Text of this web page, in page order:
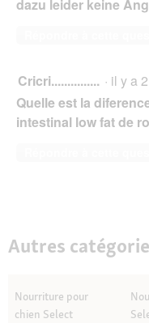
dazu leider keine
Cricri............... · il y a
Quelle est la
intestinal low fat de
Autres
Nourriture pour
chien Select